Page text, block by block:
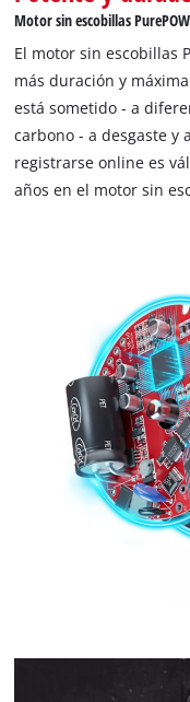
Motor sin escobillas
El motor sin escobillas
más duración y
está sometido - a
carbono - a desgaste y
registrarse online es
años en el motor sin